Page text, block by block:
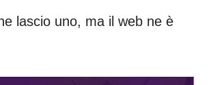
lascio uno, ma il web ne è